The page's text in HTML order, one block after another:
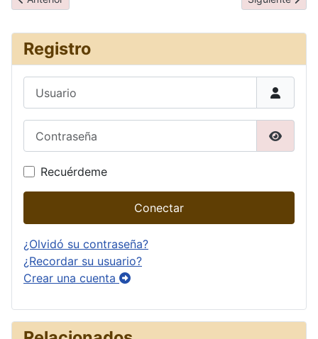
Registro
Recuérdeme
Conectar
¿Olvidó su contraseña?
¿Recordar su usuario?
Crear una cuenta